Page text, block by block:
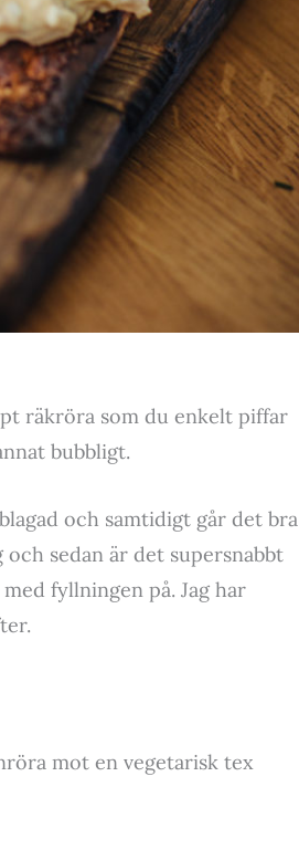
räkröra som du enkelt piffar
bubbligt.
och samtidigt går det bra
sedan är det supersnabbt
fyllningen på. Jag har
mot en vegetarisk tex